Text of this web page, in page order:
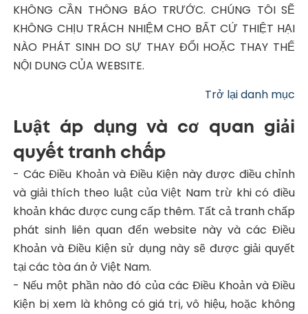
KHÔNG CẦN THÔNG BÁO TRƯỚC. CHÚNG TÔI SẼ
KHÔNG CHỊU TRÁCH NHIỆM CHO BẤT CỨ THIỆT HẠI
NÀO PHÁT SINH DO SỰ THAY ĐỔI HOẶC THAY THẾ
NỘI DUNG CỦA WEBSITE.
Trở lại danh mục
Luật áp dụng và cơ quan giải
quyết tranh chấp
- Các Điều Khoản và Điều Kiện này được điều chỉnh
và giải thích theo luật của Việt Nam trừ khi có điều
khoản khác được cung cấp thêm. Tất cả tranh chấp
phát sinh liên quan đến website này và các Điều
Khoản và Điều Kiện sử dụng này sẽ được giải quyết
tại các tòa án ở Việt Nam.
- Nếu một phần nào đó của các Điều Khoản và Điều
Kiện bị xem là không có giá trị, vô hiệu, hoặc không